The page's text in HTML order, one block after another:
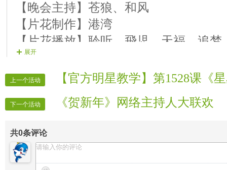
【晚会主持】苍狼、和风
【片花制作】港湾
【片花播放】聆听、飛児、天福、追梦
【晚会广播】轩辕
【晚会递麦】我来也
【晚会迎宾】房间全体管理
【晚会录像】VV时报记者
展开
上一个活动 【官方明星教学】第1528课《
下一个活动 《贺新年》网络主持人大联欢
共0条评论